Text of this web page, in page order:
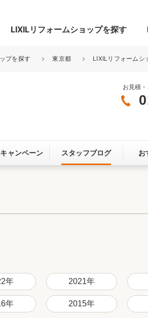
玄関まわり 門まわり
カースペース
ン
LIXILリフォームショップを探す
アンケート
ここち
ち情報
プを探す 東京都 LIXILリフォームシ
お見積
キャンペーン スタッフブログ お
年 2021年
年 2015年